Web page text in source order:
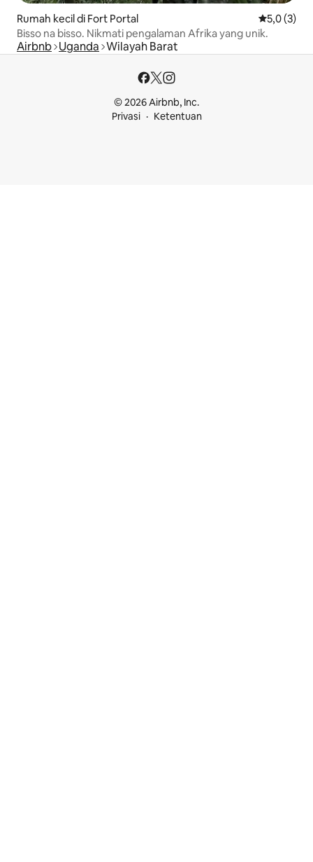
Rumah kecil di Fort Portal Nilai rata-
5,0 (3)
Bisso na bisso. Nikmati pengalaman Afrika yang unik.
Airbnb Uganda Wilayah Barat
© 2026 Airbnb, Inc.
Privasi
Ketentuan